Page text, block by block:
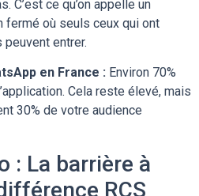
C’est ce qu’on appelle un
fermé où seuls ceux qui ont
entrer.
en France : Environ 70%
Cela reste élevé, mais
30% de votre audience
: La barrière à
RCS